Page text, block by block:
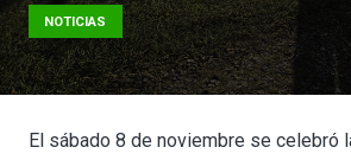
NOTICIAS
El sábado 8 de noviembre se celebró